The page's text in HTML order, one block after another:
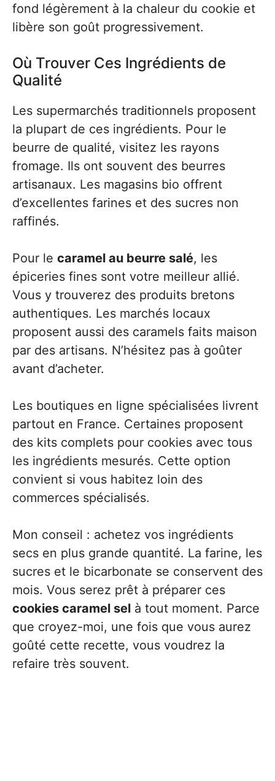
fond légèrement à la chaleur du cookie et
libère son goût progressivement.
Où Trouver Ces Ingrédients de
Qualité
Les supermarchés traditionnels proposent
la plupart de ces ingrédients. Pour le
beurre de qualité, visitez les rayons
fromage. Ils ont souvent des beurres
artisanaux. Les magasins bio offrent
d’excellentes farines et des sucres non
raffinés.
Pour le caramel au beurre salé, les
épiceries fines sont votre meilleur allié.
Vous y trouverez des produits bretons
authentiques. Les marchés locaux
proposent aussi des caramels faits maison
par des artisans. N’hésitez pas à goûter
avant d’acheter.
Les boutiques en ligne spécialisées livrent
partout en France. Certaines proposent
des kits complets pour cookies avec tous
les ingrédients mesurés. Cette option
convient si vous habitez loin des
commerces spécialisés.
Mon conseil : achetez vos ingrédients
secs en plus grande quantité. La farine, les
sucres et le bicarbonate se conservent des
mois. Vous serez prêt à préparer ces
cookies caramel sel à tout moment. Parce
que croyez-moi, une fois que vous aurez
goûté cette recette, vous voudrez la
refaire très souvent.